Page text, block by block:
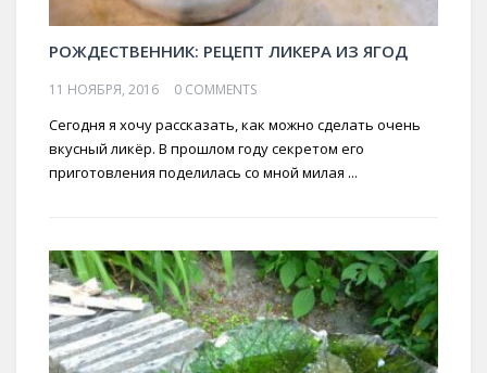
РОЖДЕСТВЕННИК: РЕЦЕПТ ЛИКЕРА ИЗ ЯГОД
11 НОЯБРЯ, 2016 0 COMMENTS
Сегодня я хочу рассказать, как можно сделать очень
вкусный ликёр. В прошлом году секретом его
приготовления поделилась со мной милая ...